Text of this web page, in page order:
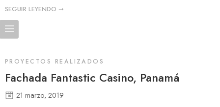
SEGUIR LEYENDO ➞
PROYECTOS REALIZADOS
Fachada Fantastic Casino, Panamá
21 marzo, 2019